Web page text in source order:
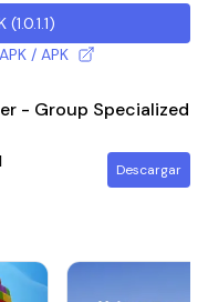
(1.0.1.1)
/ APK
- Group Specialized
Descargar